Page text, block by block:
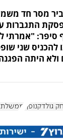
מסר חד
התגברות
סיפר: "אמרתי
שני
ולא היתה
גולדקנופף ממשלת